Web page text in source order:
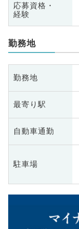
応募資格・
経験
勤務地
勤務地
最寄り駅
自動車通勤
駐車場